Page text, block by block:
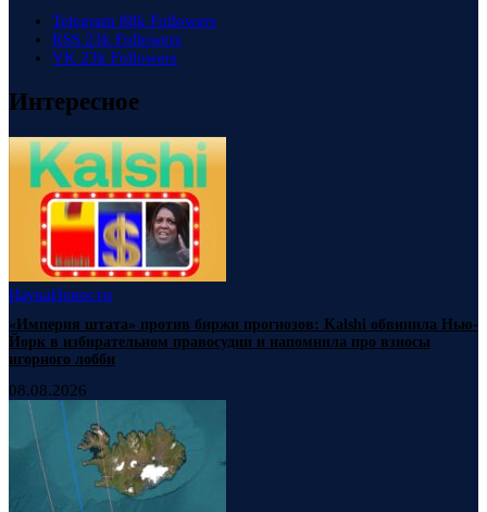
Telegram 88k Followers
RSS 23k Followers
VK 23k Followers
Интересное
НаукаНовости
«Империя штата» против биржи прогнозов: Kalshi обвинила Нью-
Йорк в избирательном правосудии и напомнила про взносы
игорного лобби
08.08.2026